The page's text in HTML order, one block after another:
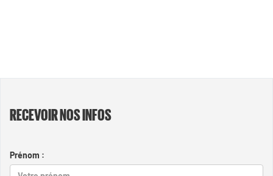
RECEVOIR NOS INFOS
Prénom :